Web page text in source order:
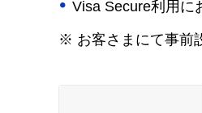
Visa Secure利用に
※ お客さまにて事前